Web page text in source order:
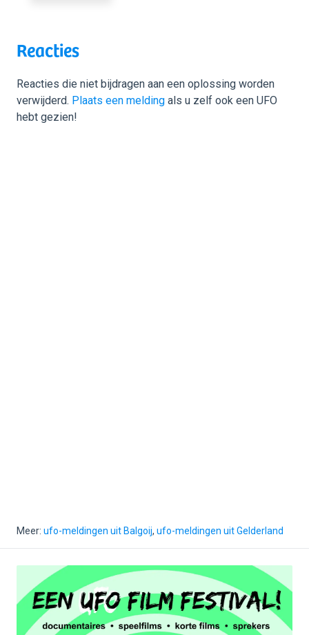
Reacties
Reacties die niet bijdragen aan een oplossing worden
verwijderd. Plaats een melding als u zelf ook een UFO
hebt gezien!
Meer: ufo-meldingen uit Balgoij, ufo-meldingen uit Gelderland